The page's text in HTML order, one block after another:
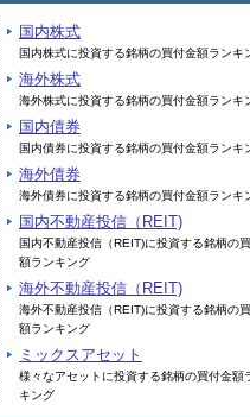
国内株式
国内株式に投資する銘柄の買付金額ランキ
海外株式
海外株式に投資する銘柄の買付金額ランキ
国内債券
国内債券に投資する銘柄の買付金額ランキ
海外債券
海外債券に投資する銘柄の買付金額ランキ
国内不動産投信（REIT)
国内不動産投信（REIT)に投資する銘柄の
額ランキング
海外不動産投信（REIT)
海外不動産投信（REIT)に投資する銘柄の
額ランキング
ミックスアセット
様々なアセットに投資する銘柄の買付金額
キング